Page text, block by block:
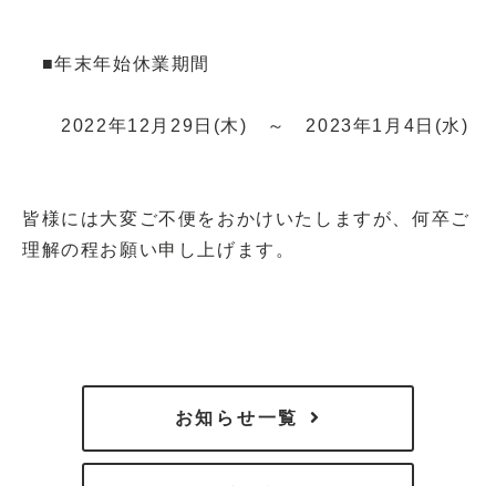
■年末年始休業期間
2022年12月29日(木) ～ 2023年1月4日(水)
皆様には大変ご不便をおかけいたしますが、何卒ご
理解の程お願い申し上げます。
お知らせ一覧